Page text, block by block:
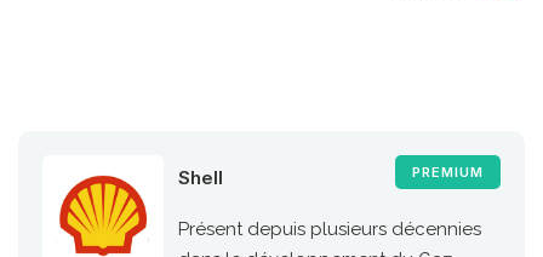
PREMIUM
Shell
Présent depuis plusieurs décennies